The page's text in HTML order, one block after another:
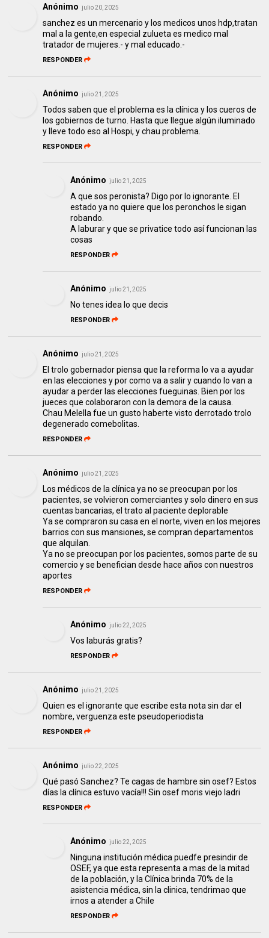
Anónimo julio 20, 2025
sanchez es un mercenario y los medicos unos hdp,tratan
mal a la gente,en especial zulueta es medico mal
tratador de mujeres.- y mal educado.-
RESPONDER
Anónimo julio 21, 2025
Todos saben que el problema es la clínica y los cueros de
los gobiernos de turno. Hasta que llegue algún iluminado
y lleve todo eso al Hospi, y chau problema.
RESPONDER
Anónimo julio 21, 2025
A que sos peronista? Digo por lo ignorante. El
estado ya no quiere que los peronchos le sigan
robando.
A laburar y que se privatice todo así funcionan las
cosas
RESPONDER
Anónimo julio 21, 2025
No tenes idea lo que decis
RESPONDER
Anónimo julio 21, 2025
El trolo gobernador piensa que la reforma lo va a ayudar
en las elecciones y por como va a salir y cuando lo van a
ayudar a perder las elecciones fueguinas. Bien por los
jueces que colaboraron con la demora de la causa.
Chau Melella fue un gusto haberte visto derrotado trolo
degenerado comebolitas.
RESPONDER
Anónimo julio 21, 2025
Los médicos de la clínica ya no se preocupan por los
pacientes, se volvieron comerciantes y solo dinero en sus
cuentas bancarias, el trato al paciente deplorable
Ya se compraron su casa en el norte, viven en los mejores
barrios con sus mansiones, se compran departamentos
que alquilan.
Ya no se preocupan por los pacientes, somos parte de su
comercio y se benefician desde hace años con nuestros
aportes
RESPONDER
Anónimo julio 22, 2025
Vos laburás gratis?
RESPONDER
Anónimo julio 21, 2025
Quien es el ignorante que escribe esta nota sin dar el
nombre, verguenza este pseudoperiodista
RESPONDER
Anónimo julio 22, 2025
Qué pasó Sanchez? Te cagas de hambre sin osef? Estos
días la clínica estuvo vacía!!! Sin osef moris viejo ladri
RESPONDER
Anónimo julio 22, 2025
Ninguna institución médica puedfe presindir de
OSEF, ya que esta representa a mas de la mitad
de la población, y la Clínica brinda 70% de la
asistencia médica, sin la clinica, tendrimao que
irnos a atender a Chile
RESPONDER